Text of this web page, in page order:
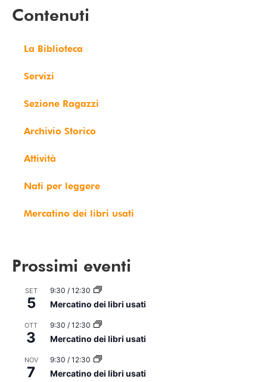
Contenuti
La Biblioteca
Servizi
Sezione Ragazzi
Archivio Storico
Attività
Nati per leggere
Mercatino dei libri usati
Prossimi eventi
SET
5
9:30 / 12:30
Mercatino dei libri usati
OTT
3
9:30 / 12:30
Mercatino dei libri usati
NOV
7
9:30 / 12:30
Mercatino dei libri usati